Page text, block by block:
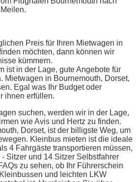
Preis für Ihren Mietwagen in
möchten, dann können wir
kümmern.
ist in der Lage, gute Angebote für
Mietwagen in Bournemouth, Dorset,
Egal was Ihr Budget oder
ihnen erfüllen.
suchen, werden wir in der Lage,
wie Avis und Hertz zu finden.
Dorset, ist der billigste Weg, um
Kleinbus mieten ist die ideale
4 Fahrgäste transportieren müssen,
Sitzer und 14 Sitzer Selbstfahrer
zu sehen, ob Ihr Führerschein
und leichten LKW